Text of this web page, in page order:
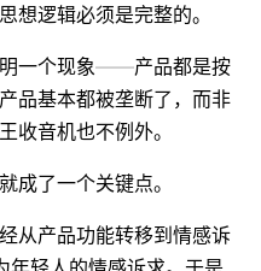
想逻辑必须是完整的。
一个现象——产品都是按
品基本都被垄断了，而非
收音机也不例外。
成了一个关键点。
从产品功能转移到情感诉